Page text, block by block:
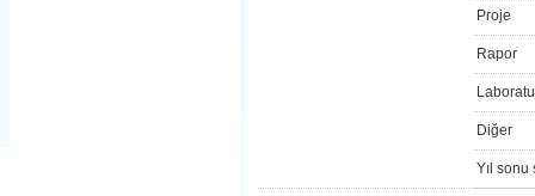
Proje
Rapor
Diğer
Yıl sonu